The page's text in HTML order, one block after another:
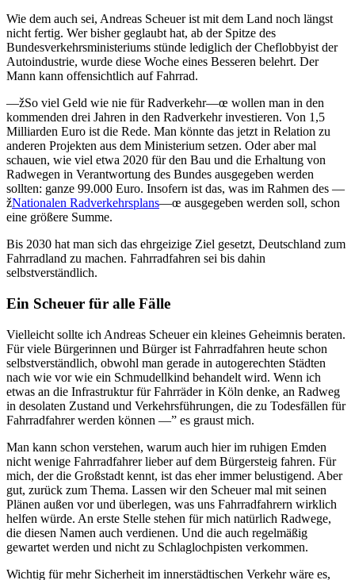
Wie dem auch sei, Andreas Scheuer ist mit dem Land noch längst
nicht fertig. Wer bisher geglaubt hat, ab der Spitze des
Bundesverkehrsministeriums stünde lediglich der Cheflobbyist der
Autoindustrie, wurde diese Woche eines Besseren belehrt. Der
Mann kann offensichtlich auf Fahrrad.
—žSo viel Geld wie nie für Radverkehr—œ wollen man in den
kommenden drei Jahren in den Radverkehr investieren. Von 1,5
Milliarden Euro ist die Rede. Man könnte das jetzt in Relation zu
anderen Projekten aus dem Ministerium setzen. Oder aber mal
schauen, wie viel etwa 2020 für den Bau und die Erhaltung von
Radwegen in Verantwortung des Bundes ausgegeben werden
sollten: ganze 99.000 Euro. Insofern ist das, was im Rahmen des —
žNationalen Radverkehrsplans—œ ausgegeben werden soll, schon
eine größere Summe.
Bis 2030 hat man sich das ehrgeizige Ziel gesetzt, Deutschland zum
Fahrradland zu machen. Fahrradfahren sei bis dahin
selbstverständlich.
Ein Scheuer für alle Fälle
Vielleicht sollte ich Andreas Scheuer ein kleines Geheimnis beraten.
Für viele Bürgerinnen und Bürger ist Fahrradfahren heute schon
selbstverständlich, obwohl man gerade in autogerechten Städten
nach wie vor wie ein Schmudellkind behandelt wird. Wenn ich
etwas an die Infrastruktur für Fahrräder in Köln denke, an Radweg
in desolaten Zustand und Verkehrsführungen, die zu Todesfällen für
Fahrradfahrer werden können —” es graust mich.
Man kann schon verstehen, warum auch hier im ruhigen Emden
nicht wenige Fahrradfahrer lieber auf dem Bürgersteig fahren. Für
mich, der die Großstadt kennt, ist das eher immer belustigend. Aber
gut, zurück zum Thema. Lassen wir den Scheuer mal mit seinen
Plänen außen vor und überlegen, was uns Fahrradfahrern wirklich
helfen würde. An erste Stelle stehen für mich natürlich Radwege,
die diesen Namen auch verdienen. Und die auch regelmäßig
gewartet werden und nicht zu Schlaglochpisten verkommen.
Wichtig für mehr Sicherheit im innerstädtischen Verkehr wäre es,